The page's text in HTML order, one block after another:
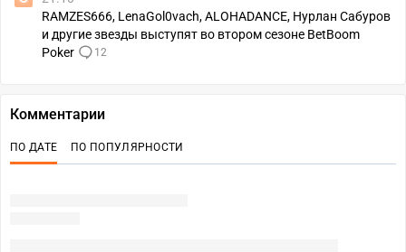
RAMZES666, LenaGol0vach, ALOHADANCE, Нурлан Сабуров
и другие звезды выступят во втором сезоне BetBoom
Poker
12
Комментарии
ПО ДАТЕ ПО ПОПУЛЯРНОСТИ